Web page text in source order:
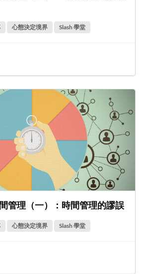
心態決定境界 Slash 學堂
管理（一）：時間管理的謬誤
心態決定境界 Slash 學堂